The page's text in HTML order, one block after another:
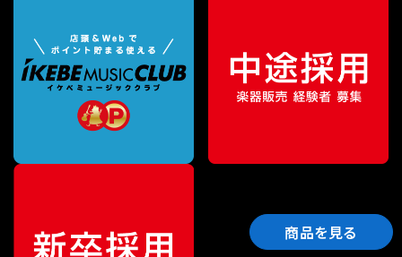
商品を見る